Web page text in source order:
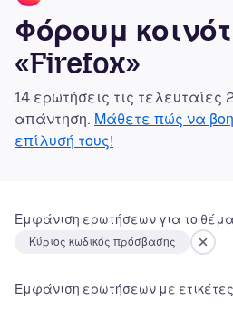
Φόρουμ
«Firefox»
14 ερωτήσεις τις τελευταίες
απάντηση. Μάθετε πώς να
επίλυσή τους!
Εμφάνιση ερωτήσεων για το
Κύριος κωδικός πρόσβασης
Εμφάνιση ερωτήσεων με